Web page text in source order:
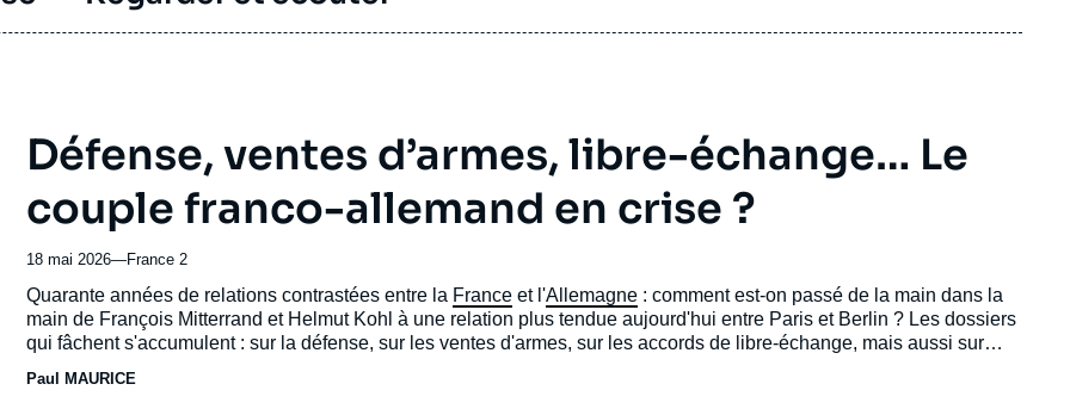
Défense, ventes d’armes, libre-échange… Le
couple franco-allemand en crise ?
18 mai 2026—Nom
journal,
revue
ou
émission
France 2
Accroche
Quarante années de relations contrastées entre la France et l'Allemagne : comment est-on passé de la main dans la
main de François Mitterrand et Helmut Kohl à une relation plus tendue aujourd'hui entre Paris et Berlin ? Les dossiers
qui fâchent s'accumulent : sur la défense, sur les ventes d'armes, sur les accords de libre-échange, mais aussi sur
Paul MAURICE